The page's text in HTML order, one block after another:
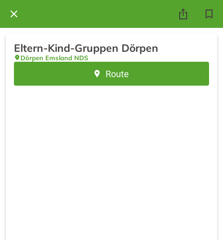
Eltern-Kind-Gruppen Dörpen
Dörpen Emsland NDS
Route